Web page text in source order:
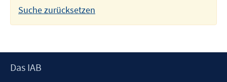
Suche zurücksetzen
Footer
Das IAB